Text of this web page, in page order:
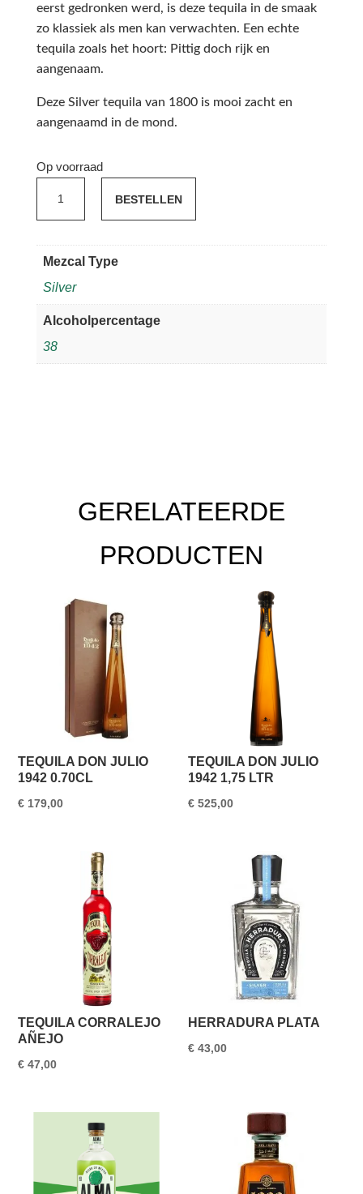
eerst gedronken werd, is deze tequila in de smaak
zo klassiek als men kan verwachten. Een echte
tequila zoals het hoort: Pittig doch rijk en
aangenaam.
Deze Silver tequila van 1800 is mooi zacht en
aangenaamd in de mond.
Op voorraad
Tequila
aantal
BESTELLEN
Mezcal Type
Silver
Alcoholpercentage
38
GERELATEERDE
PRODUCTEN
TEQUILA DON JULIO
1942 0.70CL
€ 179,00
TEQUILA DON JULIO
1942 1,75 LTR
€ 525,00
TEQUILA CORRALEJO
AÑEJO
€ 47,00
HERRADURA PLATA
€ 43,00